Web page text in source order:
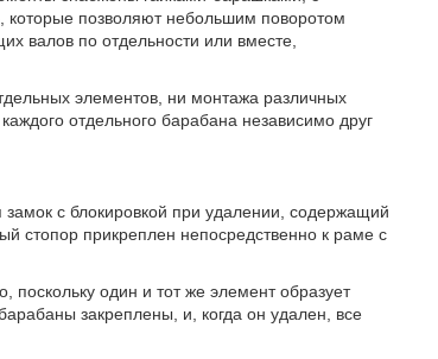
которые позволяют небольшим поворотом
валов по отдельности или вместе,
элементов, ни монтажа различных
отдельного барабана независимо друг
с блокировкой при удалении, содержащий
стопор прикреплен непосредственно к раме с
один и тот же элемент образует
закреплены, и, когда он удален, все